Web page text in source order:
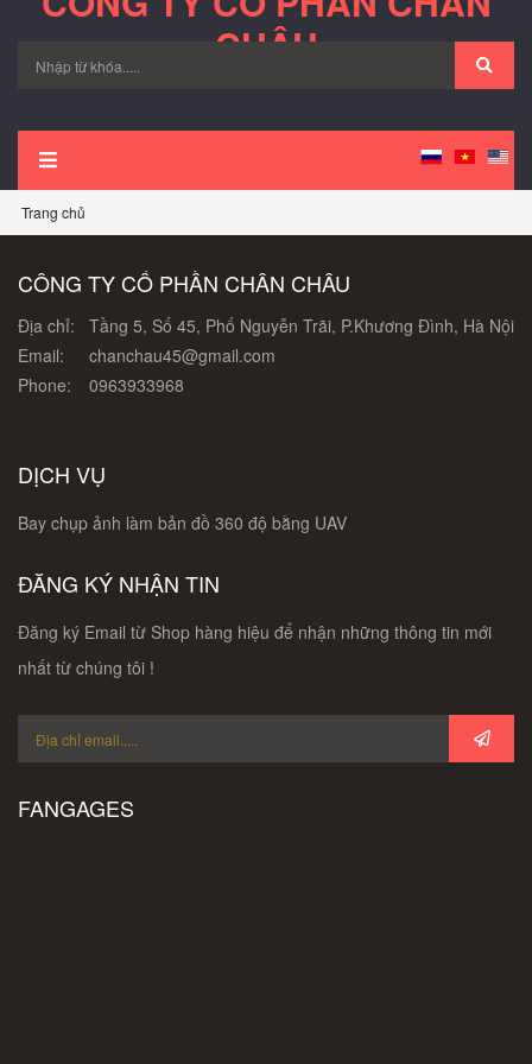
CHÂU
Trang chủ
CÔNG TY CỔ PHẦN CHÂN CHÂU
Địa chỉ:
Tầng 5, Số 45, Phố Nguyễn Trãi, P.Khương Đình, Hà Nội
Email:
chanchau45@gmail.com
Phone:
0963933968
DỊCH VỤ
Bay chụp ảnh làm bản đồ 360 độ bằng UAV
ĐĂNG KÝ NHẬN TIN
Đăng ký Email từ Shop hàng hiệu để nhận những thông tin mới
nhất từ chúng tôi !
FANGAGES